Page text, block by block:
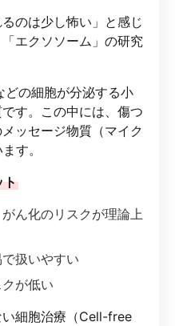
のは少し怖い」と感じ
エクソソーム」の研究
どの細胞が分泌する小
す。この中には、傷つ
ッセージ物質（マイク
す。
ト
ん化のリスクが理論上
扱いやすい
が低い
細胞治療（Cell-free